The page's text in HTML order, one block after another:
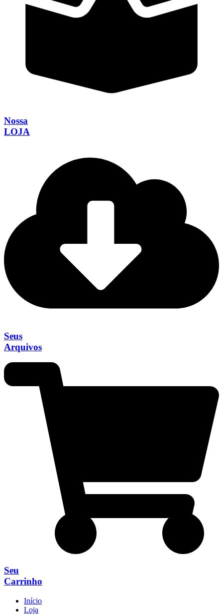
Nossa
LOJA
Seus
Arquivos
Seu
Carrinho
Início
Loja